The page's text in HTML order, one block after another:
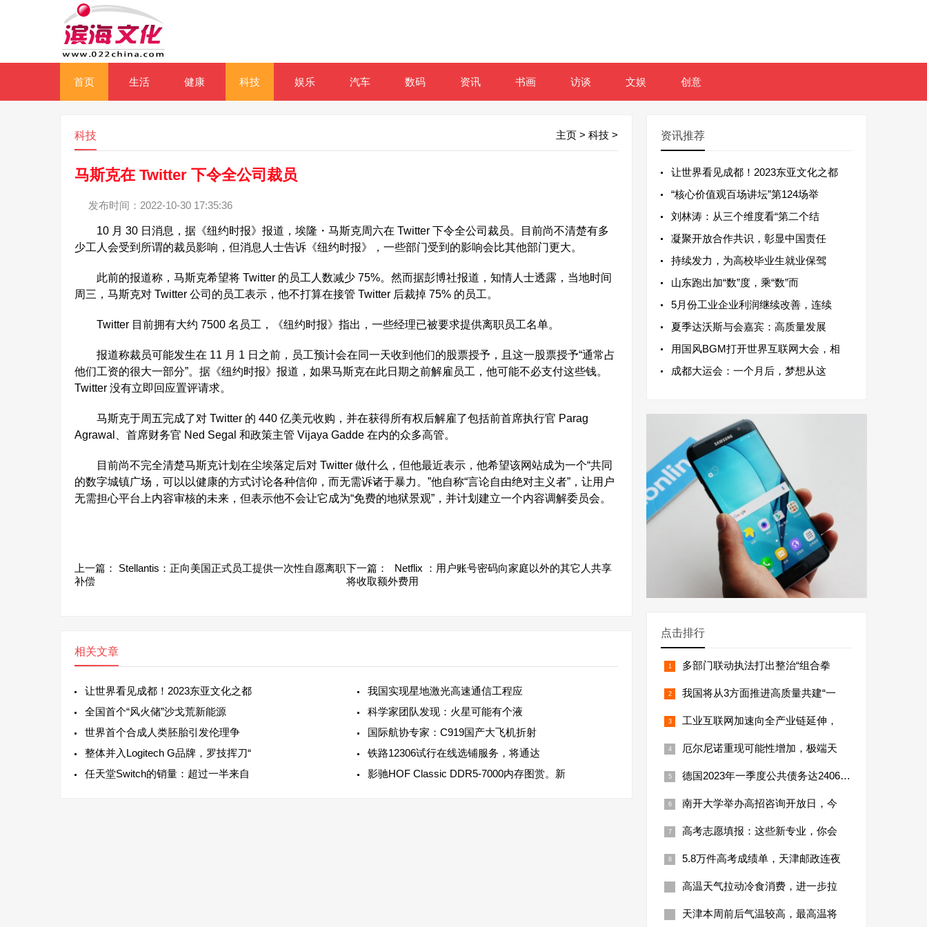
首页 生活 健康 科技 娱乐 汽车 数码 资讯 书画 访谈 文娱 创意
主页 > 科技 >
科技
马斯克在 Twitter 下令全公司裁员
发布时间：2022-10-30 17:35:36
10 月 30 日消息，据《纽约时报》报道，埃隆・马斯克周六在 Twitter 下令全公司裁员。目前尚不清楚有多
少工人会受到所谓的裁员影响，但消息人士告诉《纽约时报》，一些部门受到的影响会比其他部门更大。
此前的报道称，马斯克希望将 Twitter 的员工人数减少 75%。然而据彭博社报道，知情人士透露，当地时间
周三，马斯克对 Twitter 公司的员工表示，他不打算在接管 Twitter 后裁掉 75% 的员工。
Twitter 目前拥有大约 7500 名员工，《纽约时报》指出，一些经理已被要求提供离职员工名单。
报道称裁员可能发生在 11 月 1 日之前，员工预计会在同一天收到他们的股票授予，且这一股票授予“通常占
他们工资的很大一部分”。据《纽约时报》报道，如果马斯克在此日期之前解雇员工，他可能不必支付这些钱。
Twitter 没有立即回应置评请求。
马斯克于周五完成了对 Twitter 的 440 亿美元收购，并在获得所有权后解雇了包括前首席执行官 Parag
Agrawal、首席财务官 Ned Segal 和政策主管 Vijaya Gadde 在内的众多高管。
目前尚不完全清楚马斯克计划在尘埃落定后对 Twitter 做什么，但他最近表示，他希望该网站成为一个“共同
的数字城镇广场，可以以健康的方式讨论各种信仰，而无需诉诸于暴力。”他自称“言论自由绝对主义者”，让用户
无需担心平台上内容审核的未来，但表示他不会让它成为“免费的地狱景观”，并计划建立一个内容调解委员会。
上一篇：
Stellantis：正向美国正式员工提供一次性自愿离职
补偿
下一篇：
Netflix ：用户账号密码向家庭以外的其它人共享
将收取额外费用
相关文章
让世界看见成都！2023东亚文化之都
我国实现星地激光高速通信工程应
全国首个“风火储”沙戈荒新能源
科学家团队发现：火星可能有个液
世界首个合成人类胚胎引发伦理争
国际航协专家：C919国产大飞机折射
整体并入Logitech G品牌，罗技挥刀“
铁路12306试行在线选铺服务，将通达
任天堂Switch的销量：超过一半来自
影驰HOF Classic DDR5-7000内存图赏。新
资讯推荐
让世界看见成都！2023东亚文化之都
“核心价值观百场讲坛”第124场举
刘林涛：从三个维度看“第二个结
凝聚开放合作共识，彰显中国责任
持续发力，为高校毕业生就业保驾
山东跑出加“数”度，乘“数”而
5月份工业企业利润继续改善，连续
夏季达沃斯与会嘉宾：高质量发展
用国风BGM打开世界互联网大会，相
成都大运会：一个月后，梦想从这
点击排行
多部门联动执法打出整治“组合拳
我国将从3方面推进高质量共建“一
工业互联网加速向全产业链延伸，
厄尔尼诺重现可能性增加，极端天
德国2023年一季度公共债务达24066亿
南开大学举办高招咨询开放日，今
高考志愿填报：这些新专业，你会
5.8万件高考成绩单，天津邮政连夜
高温天气拉动冷食消费，进一步拉
天津本周前后气温较高，最高温将